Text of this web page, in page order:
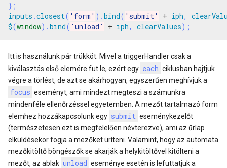
};
inputs .closest( 'form' ).bind( 'submit' + iph,
$(window).bind( 'unload' + iph, clearValues);
Itt is használunk pár trükköt. Mivel a triggerHandler csak a
kiválasztás első elemére fut le, ezért egy each ciklusban hajtjuk
végre a törlést, de azt se akárhogyan, egyszerűen meghívjuk a
focus eseményt, ami mindezt megteszi a számunkra
mindenféle ellenőrzéssel egyetemben. A mezőt tartalmazó form
elemhez hozzákapcsolunk egy submit eseménykezelőt
(természetesen ezt is megfelelően névterezve), ami az űrlap
elküldésekor fogja a mezőket üríteni. Valamint, hogy az automata
mezőkitöltő böngészők se akarják a helykitöltővel kitölteni a
mezőt, az ablak unload eseménye esetén is lefuttatjuk a